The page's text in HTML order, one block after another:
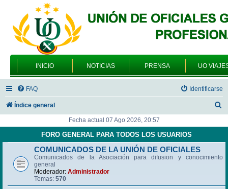
INICIO NOTICIAS PRENSA UO
FAQ Identificarse
Índice general
c
Fecha actual 07 Ago 2026, 20:57
FORO GENERAL PARA TODOS LOS USUARIOS
COMUNICADOS DE LA UNIÓN DE OFICIALES
Comunicados de la Asociación para difusion y conocimiento
general
Moderador: Administrador
Temas: 570